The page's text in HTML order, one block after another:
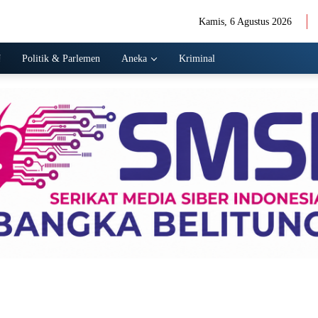
Kamis, 6 Agustus 2026
Politik & Parlemen Aneka Kriminal